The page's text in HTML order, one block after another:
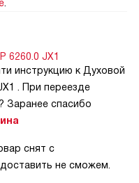
6260.0 JX1
инструкцию к Духовой
. При переезде
Заранее спасибо
снят с
не сможем.